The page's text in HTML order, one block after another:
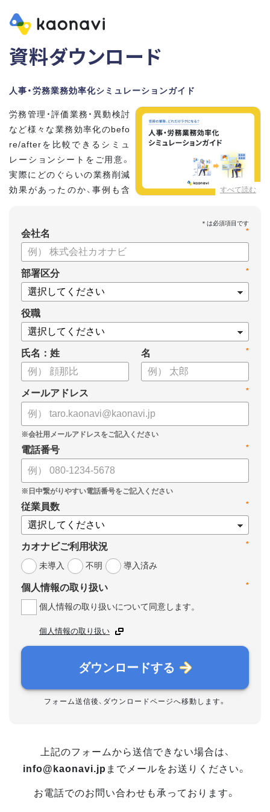
資料ダウンロード
人事・労務業務効率化シミュレーションガイド
すべて読む
労務管理・評価業務・異動検討
など様々な業務効率化のbefo
re/afterを比較できるシミュ
レーションシートをご用意。
実際にどのぐらいの業務削減
効果があったのか、事例も含
*
会社名
*
部署区分
役職
氏名：姓 *
名
*
メールアドレス
*
電話番号
*
従業員数
*
カオナビご利用状況
未導入
不明 導入済み
*
個人情報の取り扱い
個人情報の取り扱いについて同意します。
個人情報の取り扱い
ダウンロードする
フォーム送信後、ダウンロードページへ移動します。
上記のフォームから送信できない場合は、
info@kaonavi.jp までメールをお送りください。
お電話でのお問い合わせも承っております。